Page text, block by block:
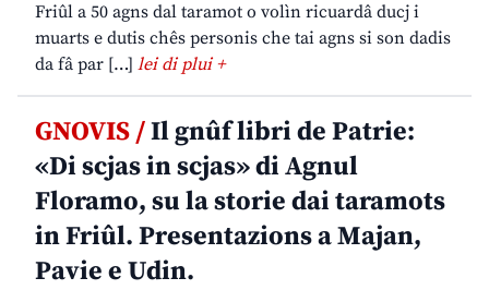
Friûl a 50 agns dal taramot o volìn ricuardâ ducj i
muarts e dutis chês personis che tai agns si son dadis
da fâ par […] lei di plui +
GNOVIS /Il gnûf libri de Patrie:
«Di scjas in scjas» di Agnul
Floramo, su la storie dai taramots
in Friûl. Presentazions a Majan,
Pavie e Udin.